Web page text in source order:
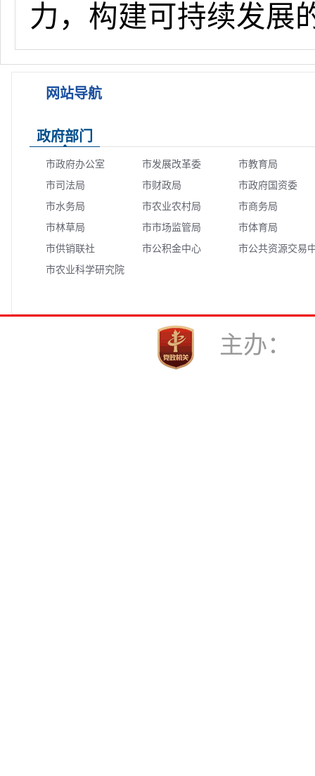
力，构建可持续发展
网站导航
政府部门
市政府办公室 市发展改革委
市教育局
市司法局
市财政局
市政府国资委
市水务局
市农业农村局
市商务局
市林草局
市市场监管局
市体育局
市供销联社
市公积金中心
市公共资源交易
市农业科学研究院
主办：